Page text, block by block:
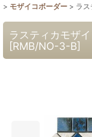
> モザイコボーダー > ラ
ラスティカモザ
[RMB/NO-3-B]